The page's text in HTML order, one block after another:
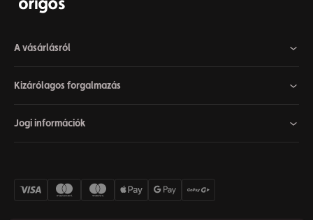
A vásárlásról
Kizárólagos forgalmazás
Jogi információk